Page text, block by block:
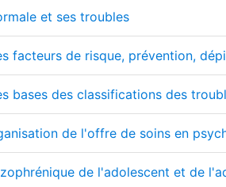
et ses troubles
facteurs de risque, prévention,
bases des classifications des
de l'offre de soins en
de l'adolescent et de